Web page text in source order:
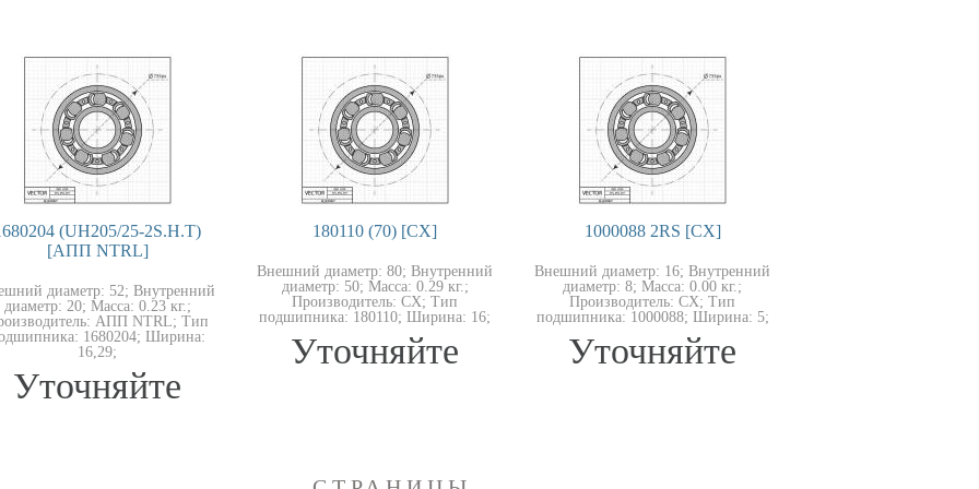
(UH205/25-2S.H.T)
[АПП NTRL]
диаметр: 52; Внутренний
диаметр: 20; Масса: 0.23 кг.;
АПП NTRL; Тип
1680204; Ширина:
16,29;
Уточняйте
180110 (70) [CX]
Внешний диаметр: 80; Внутренний
диаметр: 50; Масса: 0.29 кг.;
Производитель: CX; Тип
подшипника: 180110; Ширина: 16;
Уточняйте
1000088 2RS [CX]
Внешний диаметр: 16; Внутренний
диаметр: 8; Масса: 0.00 кг.;
Производитель: CX; Тип
подшипника: 1000088; Ширина: 5;
Уточняйте